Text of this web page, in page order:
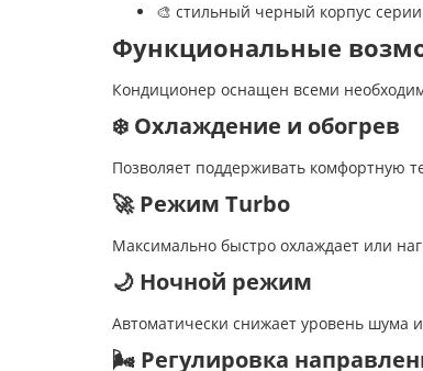
🎨 стильный черный корпус
Функциональные
Кондиционер оснащен всеми
❄️ Охлаждение и обогрев
Позволяет поддерживать комфортную
🚀 Режим Turbo
Максимально быстро охлаждает или
🌙 Ночной режим
Автоматически снижает уровень шума
🌬️ Регулировка